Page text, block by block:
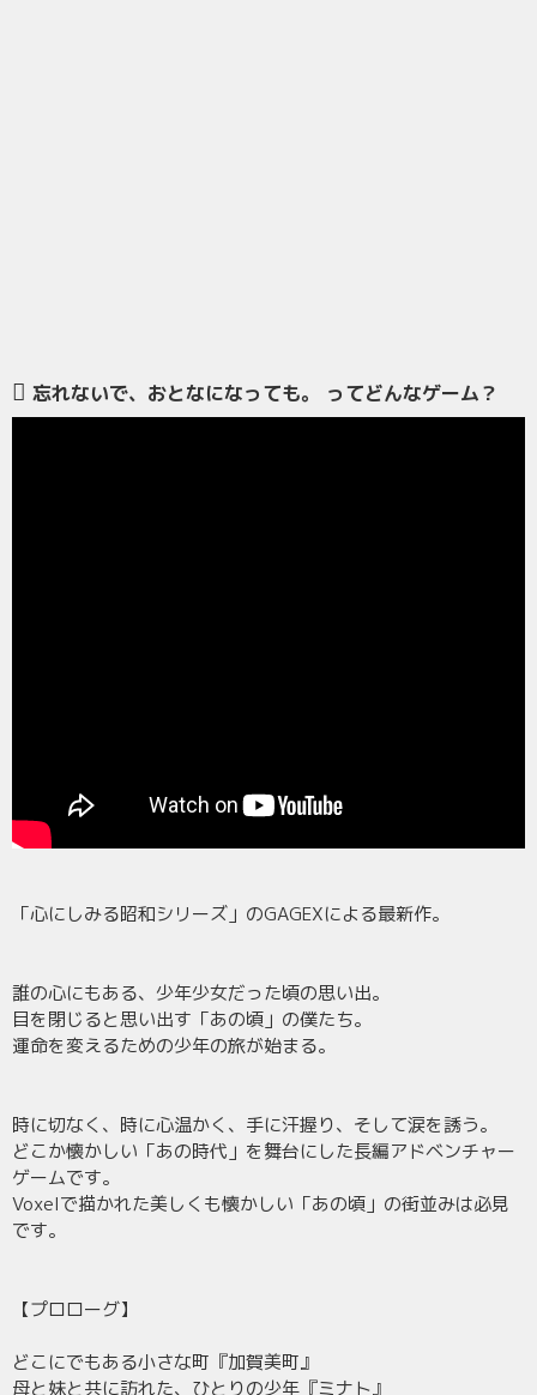
忘れないで、おとなになっても。 ってどんなゲーム？
「心にしみる昭和シリーズ」のGAGEXによる最新作。
誰の心にもある、少年少女だった頃の思い出。
目を閉じると思い出す「あの頃」の僕たち。
運命を変えるための少年の旅が始まる。
時に切なく、時に心温かく、手に汗握り、そして涙を誘う。
どこか懐かしい「あの時代」を舞台にした長編アドベンチャー
ゲームです。
Voxelで描かれた美しくも懐かしい「あの頃」の街並みは必見
です。
【プロローグ】
どこにでもある小さな町『加賀美町』
母と妹と共に訪れた、ひとりの少年『ミナト』